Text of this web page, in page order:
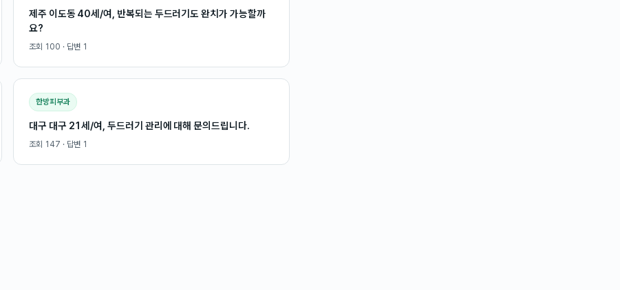
제주 이도동 40세/여, 반복되는 두드러기도 완치가 가능할까
요?
조회 100 · 답변 1
한방피부과
대구 대구 21세/여, 두드러기 관리에 대해 문의드립니다.
조회 147 · 답변 1